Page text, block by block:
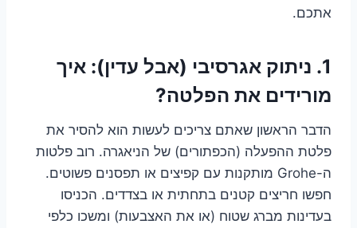
אתכם.
1. ניתוק אגרסיבי (אבל עדין): איך
מורידים את הפלטה?
הדבר הראשון שאתם צריכים לעשות הוא להסיר את
פלטת ההפעלה (הכפתורים) של הניאגרה. רוב פלטות
ה-Grohe מותקנות עם קפיצים או תפסנים פשוטים.
חפשו חריצים קטנים בתחתית או בצדדים. הכניסו
בעדינות מברג שטוח (או את האצבעות) ומשכו כלפי